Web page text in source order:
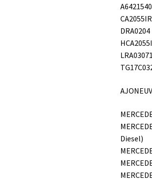
CA2055IR
DRA0204
LRA03071
Diesel)